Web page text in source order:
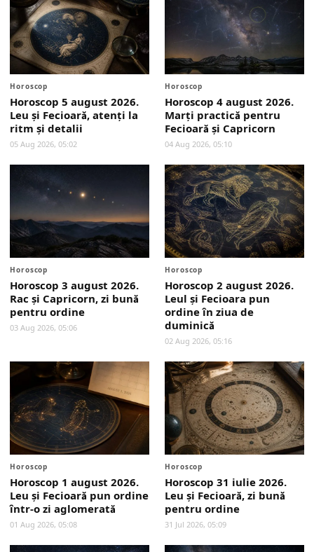
Horoscop
Horoscop 5 august 2026.
Leu și Fecioară, atenți la
ritm și detalii
05 Aug 2026, 05:02
Horoscop
Horoscop 4 august 2026.
Marți practică pentru
Fecioară și Capricorn
04 Aug 2026, 05:10
Horoscop
Horoscop 3 august 2026.
Rac și Capricorn, zi bună
pentru ordine
03 Aug 2026, 05:06
Horoscop
Horoscop 2 august 2026.
Leul și Fecioara pun
ordine în ziua de
duminică
02 Aug 2026, 05:16
Horoscop
Horoscop 1 august 2026.
Leu și Fecioară pun ordine
într-o zi aglomerată
01 Aug 2026, 05:08
Horoscop
Horoscop 31 iulie 2026.
Leu și Fecioară, zi bună
pentru ordine
31 Jul 2026, 05:09